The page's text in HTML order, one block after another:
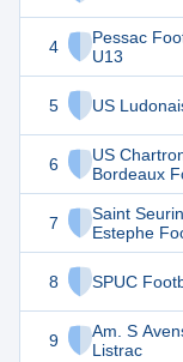
4
Pessac
U13
5 US
6
US
Bordeaux
7
Saint
Estephe
U13
8
SPUC
9
Am. S
Listrac